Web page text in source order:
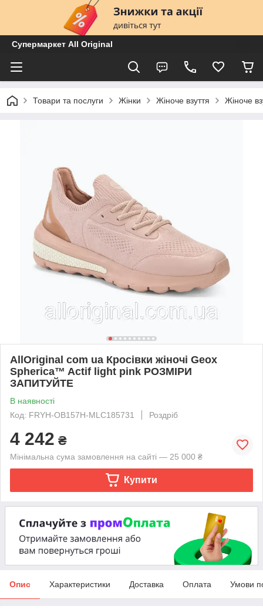
Супермаркет All Original
Товари та послуги Жінки Жіноче взуття Жіноче
AllOriginal com ua Кросівки жіночі Geox
Spherica™ Actif light pink РОЗМІРИ
ЗАПИТУЙТЕ
В наявності
Код: FRYH-OB157H-MLC185731
Роздріб
4 242 ₴
Мінімальна сума замовлення на сайті — 25 000 ₴
Купити
Опис Характеристики Доставка Оплата Умови